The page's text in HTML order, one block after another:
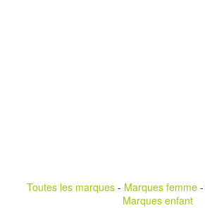
Toutes les marques - Marques femme -
Marques enfant